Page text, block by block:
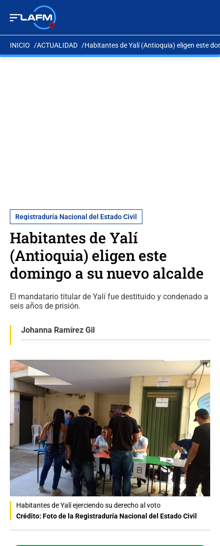
INICIO ACTUALIDAD Habitantes de Yalí (Antioquia) eligen este
Registraduría Nacional del Estado Civil
Habitantes de Yalí
(Antioquia) eligen este
domingo a su nuevo alcalde
El mandatario titular de Yalí fue destituido y condenado a
seis años de prisión.
Johanna Ramírez Gil
Habitantes de Yalí ejerciendo su derecho al voto
Crédito: Foto de la Registraduría Nacional del Estado Civil